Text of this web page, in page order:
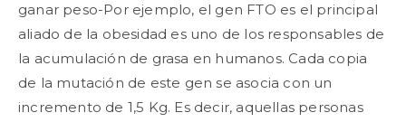
ganar peso-Por ejemplo, el gen FTO es el principal
aliado de la obesidad es uno de los responsables de
la acumulación de grasa en humanos. Cada copia
de la mutación de este gen se asocia con un
incremento de 1,5 Kg. Es decir, aquellas personas